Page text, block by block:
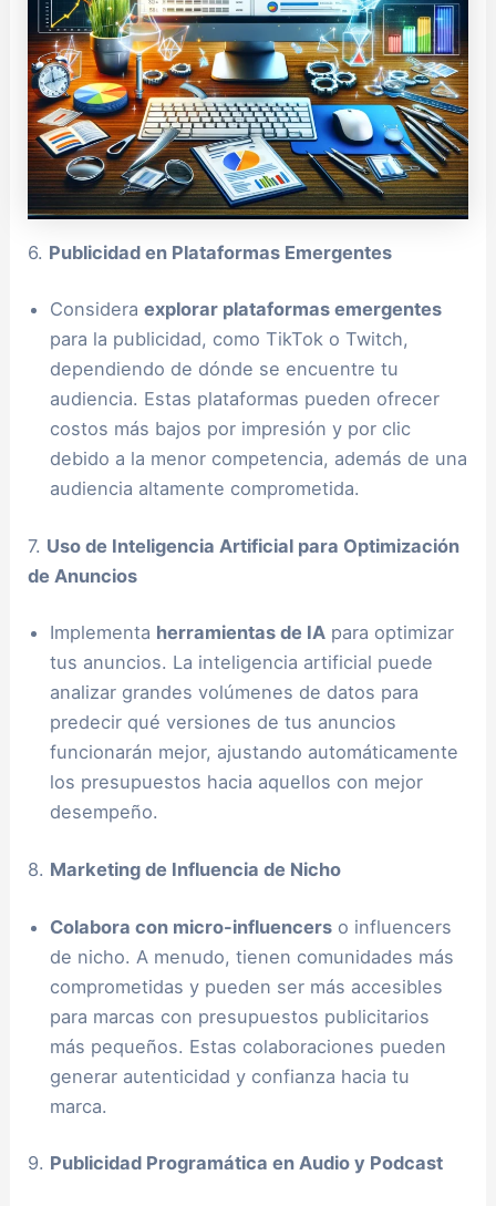
6. Publicidad en Plataformas Emergentes
Consideraexplorar plataformas emergentes
para la publicidad, como TikTok o Twitch,
dependiendo de dónde se encuentre tu
audiencia. Estas plataformas pueden ofrecer
costos más bajos por impresión y por clic
debido a la menor competencia, además de una
audiencia altamente comprometida.
7. Uso de Inteligencia Artificial para Optimización
de Anuncios
Implementa herramientas de IA para optimizar
tus anuncios. La inteligencia artificial puede
analizar grandes volúmenes de datos para
predecir qué versiones de tus anuncios
funcionarán mejor, ajustando automáticamente
los presupuestos hacia aquellos con mejor
desempeño.
8. Marketing de Influencia de Nicho
Colabora con micro-influencers o influencers
de nicho. A menudo, tienen comunidades más
comprometidas y pueden ser más accesibles
para marcas con presupuestos publicitarios
más pequeños. Estas colaboraciones pueden
generar autenticidad y confianza hacia tu
marca.
9. Publicidad Programática en Audio y Podcast